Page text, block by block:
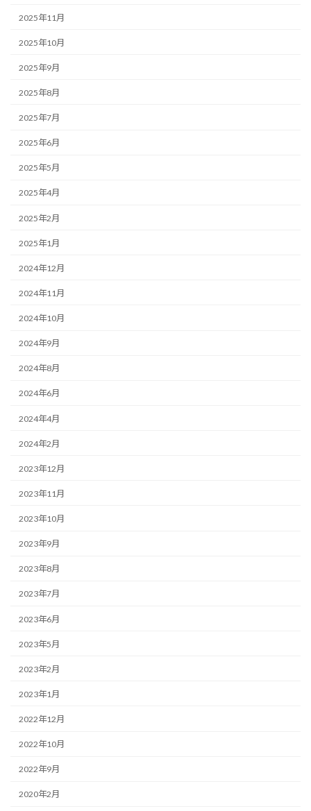
2025年11月
2025年10月
2025年9月
2025年8月
2025年7月
2025年6月
2025年5月
2025年4月
2025年2月
2025年1月
2024年12月
2024年11月
2024年10月
2024年9月
2024年8月
2024年6月
2024年4月
2024年2月
2023年12月
2023年11月
2023年10月
2023年9月
2023年8月
2023年7月
2023年6月
2023年5月
2023年2月
2023年1月
2022年12月
2022年10月
2022年9月
2020年2月